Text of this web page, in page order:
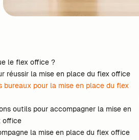
le flex office ?
réussir la mise en place du flex office
bureaux pour la mise en place du flex
outils pour accompagner la mise en
office
la mise en place du flex office